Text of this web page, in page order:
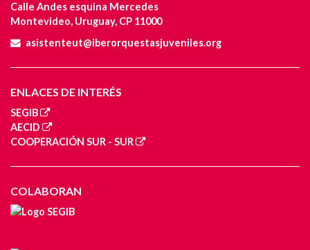
Calle Andes esquina Mercedes
Montevideo, Uruguay, CP 11000
asistenteut@iberorquestasjuveniles.org
ENLACES DE INTERÉS
SEGIB
AECID
COOPERACIÓN SUR - SUR
COLABORAN